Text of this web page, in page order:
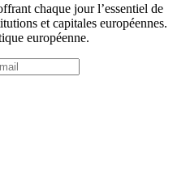
chaque jour l’essentiel de
et capitales européennes.
européenne.